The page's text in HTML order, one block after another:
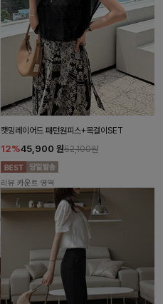
캣밍레이어드 패턴원피스+목걸이SET
12%45,900 원52,100원
리뷰 카운트 영역